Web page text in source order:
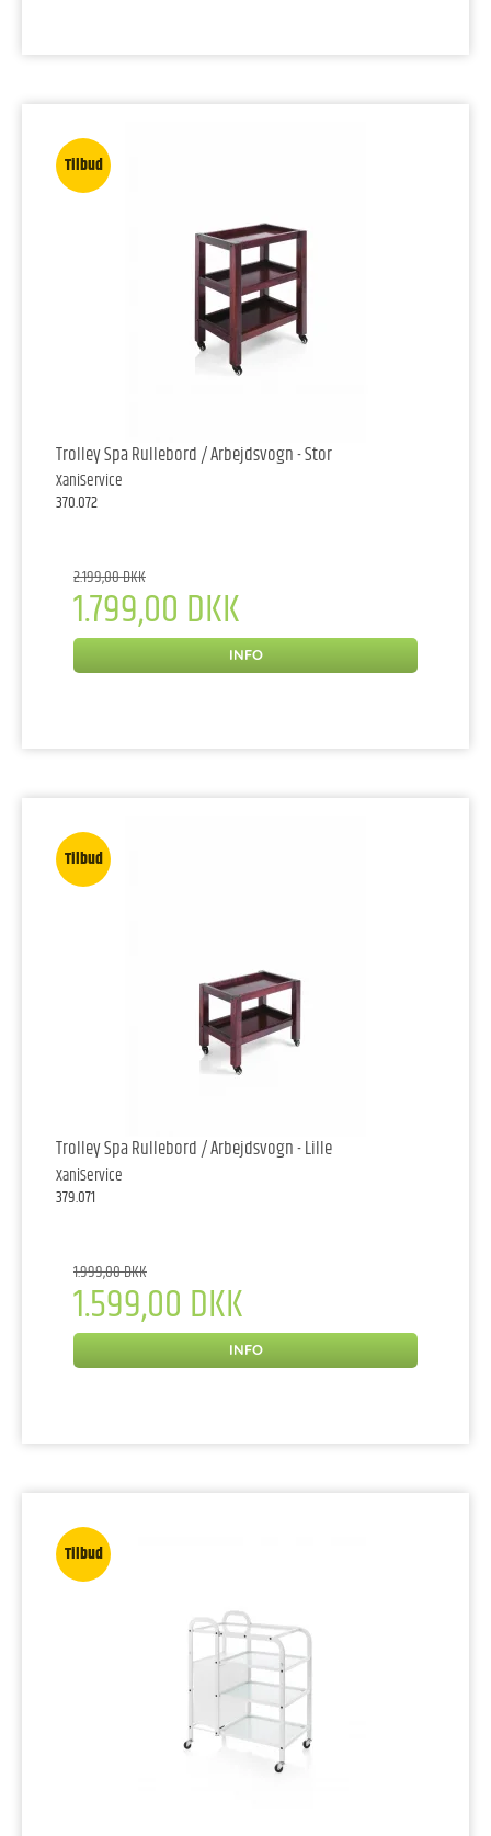
Tilbud
Trolley Spa Rullebord / Arbejdsvogn - Stor
XaniService
370.072
2.199,00 DKK
1.799,00 DKK
INFO
Tilbud
Trolley Spa Rullebord / Arbejdsvogn - Lille
XaniService
379.071
1.999,00 DKK
1.599,00 DKK
INFO
Tilbud